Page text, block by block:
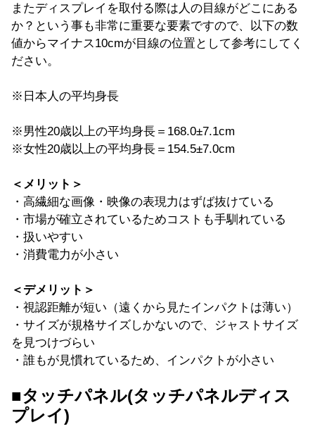
またディスプレイを取付る際は人の目線がどこにある
か？という事も非常に重要な要素ですので、以下の数
値からマイナス10cmが目線の位置として参考にしてく
ださい。
※日本人の平均身長
※男性20歳以上の平均身長＝168.0±7.1cm
※女性20歳以上の平均身長＝154.5±7.0cm
＜メリット＞
・高繊細な画像・映像の表現力はずば抜けている
・市場が確立されているためコストも手馴れている
・扱いやすい
・消費電力が小さい
＜デメリット＞
・視認距離が短い（遠くから見たインパクトは薄い）
・サイズが規格サイズしかないので、ジャストサイズ
を見つけづらい
・誰もが見慣れているため、インパクトが小さい
■タッチパネル(タッチパネルディス
プレイ)